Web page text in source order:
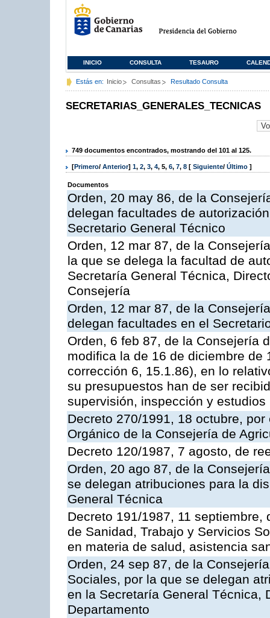
INICIO CONSULTA TESAURO
Estás en: Inicio Consultas Resultado Consulta
SECRETARIAS_GENERALES_TECNICAS
749 documentos encontrados, mostrando del 101 al 125.
[Primero/ Anterior] 1, 2, 3, 4, 5, 6, 7, 8 [ Siguiente/ Último ]
Documentos
Orden, 20 may 86, de la
delegan facultades de
Secretario General Técnico
Orden, 12 mar 87, de la
la que se delega la facultad de
Secretaría General Técnica,
Consejería
Orden, 12 mar 87, de la
delegan facultades en el
Orden, 6 feb 87, de la Consejería
modifica la de 16 de diciembre de
corrección 6, 15.1.86), en lo
su presupuestos han de ser
supervisión, inspección y estudios
Decreto 270/1991, 18 octubre,
Orgánico de la Consejería de
Decreto 120/1987, 7 agosto, de
Orden, 20 ago 87, de la
se delegan atribuciones para la
General Técnica
Decreto 191/1987, 11
de Sanidad, Trabajo y Servicios
en materia de salud, asistencia
Orden, 24 sep 87, de la
Sociales, por la que se delegan
en la Secretaría General Técnica,
Departamento